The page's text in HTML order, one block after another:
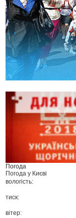
Погода
Погода у Києві
вологість:
тиск:
вітер: